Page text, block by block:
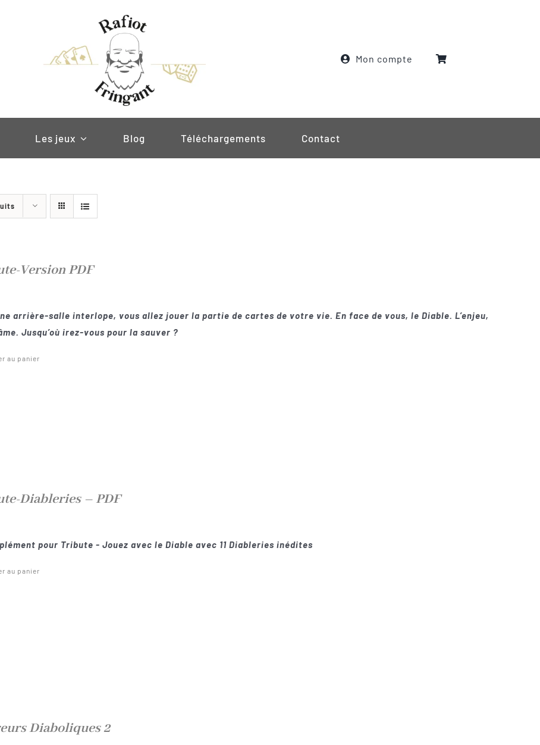
Mon compte
Les jeux Blog Téléchargements Contact
Version PDF
arrière-salle interlope, vous allez jouer la partie de cartes de votre vie. En face de vous, le Diable. L’enjeu,
Jusqu’où irez-vous pour la sauver ?
au panier
Diableries – PDF
pour Tribute - Jouez avec le Diable avec 11 Diableries inédites
au panier
Diaboliques 2